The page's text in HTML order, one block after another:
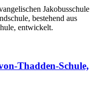
Jakobusschule
bestehend aus
entwickelt.
Thadden-Schule,